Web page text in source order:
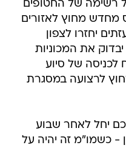
רשימה של החטופים
מחדש מחוץ לאזורים
יחזרו לצפון
את המכוניות
לכניסה של סיוע
לרצועה במסגרת
יחל לאחר שבוע
- כשמו"מ זה יהיה על